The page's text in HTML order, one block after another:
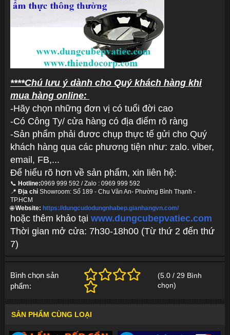
****Chú lưu ý dành cho Quý khách hàng khi
mua hàng online:
-Hãy chọn những đơn vị có tuổi đời cao
-Có Công Ty/ cửa hàng có địa điểm rõ ràng
-Sản phẩm phải đươc chụp thực tế gửi cho Quý
khách hàng qua các phương tiện như: zalo. viber,
email, FB,...
Để hiểu rõ hơn về sản phẩm, xin liên hệ:
📞 Hotline:0969 999 592 / Zalo : 0969 999 592
📍 Địa chỉ Showroom: Số 189 - Chu Văn An- Phường Bình Thạnh -
TP.HCM
🌐Website: https://dungcudodungnhabep.gianhangvn.com/
hoặc thêm khảo tại www.dungcubepvatiec.com
Thời gian mở cửa: 7h30-18h00 (Từ thứ 2 đến thứ
7)
Bình chọn sản
phẩm:
(5.0 / 29 Bình
chọn)
SẢN PHẨM CÙNG LOẠI